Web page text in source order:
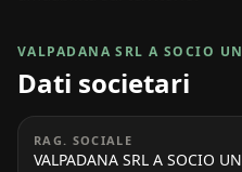
VALPADANA SRL A SOCIO
Dati societari
RAG. SOCIALE
VALPADANA SRL A SOCIO